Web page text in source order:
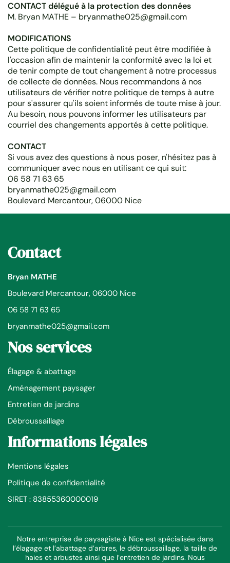
CONTACT délégué à la protection des données
M. Bryan MATHE – bryanmathe025@gmail.com
MODIFICATIONS
Cette politique de confidentialité peut être modifiée à
l'occasion afin de maintenir la conformité avec la loi et
de tenir compte de tout changement à notre processus
de collecte de données. Nous recommandons à nos
utilisateurs de vérifier notre politique de temps à autre
pour s'assurer qu'ils soient informés de toute mise à jour.
Au besoin, nous pouvons informer les utilisateurs par
courriel des changements apportés à cette politique.
CONTACT
Si vous avez des questions à nous poser, n'hésitez pas à
communiquer avec nous en utilisant ce qui suit:
06 58 71 63 65
bryanmathe025@gmail.com
Boulevard Mercantour, 06000 Nice
Contact
Bryan MATHE
Boulevard Mercantour, 06000 Nice
06 58 71 63 65
bryanmathe025@gmail.com
Nos services
Élagage & abattage
Aménagement paysager
Entretien de jardins
Débroussaillage
Informations légales
Mentions légales
Politique de confidentialité
SIRET : 83855360000019
Notre entreprise de paysagiste à Nice est spécialisée dans
l’élagage et l’abattage d’arbres, le débroussaillage, la taille de
haies et arbustes ainsi que l’entretien de jardins. Nous